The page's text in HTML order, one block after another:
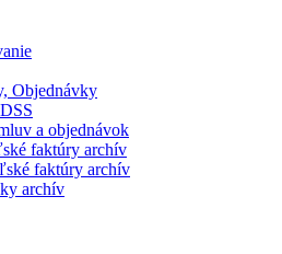
Objednávky
a objednávok
faktúry archív
faktúry archív
archív